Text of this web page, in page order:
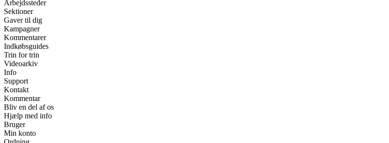
Arbejdssteder
Sektioner
Gaver til dig
Kampagner
Kommentarer
Indkøbsguides
Trin for trin
Videoarkiv
Info
Support
Kontakt
Kommentar
Bliv en del af os
Hjælp med info
Bruger
Min konto